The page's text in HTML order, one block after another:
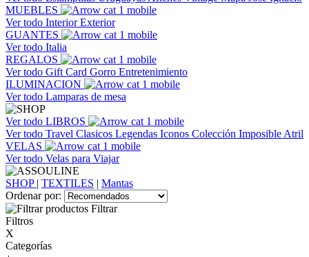
MUEBLES
Ver todo InteriorExterior
GUANTES
Ver todo Italia
REGALOS
Ver todo Gift Card Gorro Entretenimiento
ILUMINACION
Ver todo Lamparas de mesa
Ver todo LIBROS
Ver todo Travel Clasicos Legendas Iconos Colección Imposible Atril
VELAS
Ver todo Velas para Viajar
SHOP | TEXTILES | Mantas
Ordenar por:
Filtrar
Filtros
X
Categorías